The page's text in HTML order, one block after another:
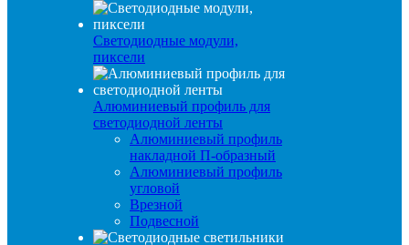
Светодиодные модули,
пиксели
Алюминиевый профиль для
светодиодной ленты
Алюминиевый профиль
накладной П-образный
Алюминиевый профиль
угловой
Врезной
Подвесной